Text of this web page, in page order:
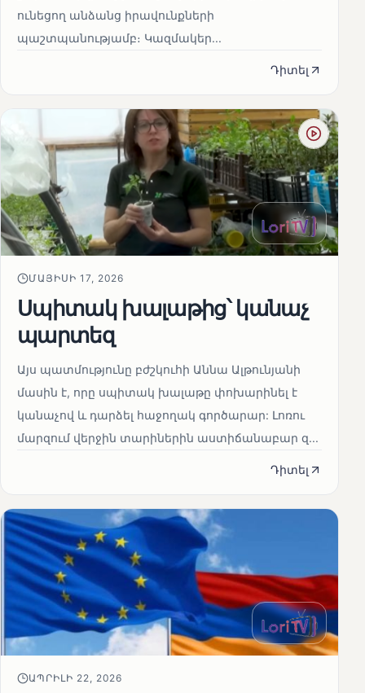
ունեցող անձանց իրավունքների
պաշտպանությամբ։ Կազմակեր...
Դիտել
ՄԱՅԻՍԻ 17, 2026
Սպիտակ խալաթից՝ կանաչ
պարտեզ
Այս պատմությունը բժշկուհի Աննա Ալթունյանի
մասին է, որը սպիտակ խալաթը փոխարինել է
կանաչով և դարձել հաջողակ գործարար: Լոռու
մարզում վերջին տարիներին աստիճանաբար զ...
Դիտել
ԱՊՐԻԼԻ 22, 2026